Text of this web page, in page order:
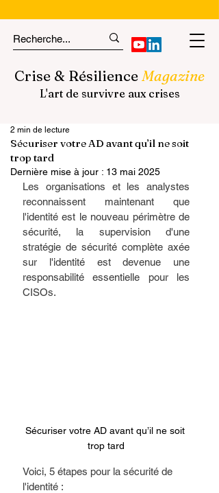
Crise & Résilience Magazine
L'art de survivre aux crises
Sécuriser votre AD avant qu’il ne soit
trop tard
2 min de lecture
Dernière mise à jour : 13 mai 2025
Les organisations et les analystes
reconnaissent maintenant que
l'identité est le nouveau périmètre de
sécurité, la supervision d'une
stratégie de sécurité complète axée
sur l'identité est devenue une
responsabilité essentielle pour les
CISOs.
Sécuriser votre AD avant qu’il ne soit
trop tard
Voici, 5 étapes pour la sécurité de
l'identité :